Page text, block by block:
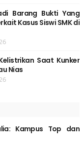
Barang Bukti Yang
Kasus Siswi SMK di
Saat Kunker
Nias
Kampus Top dan